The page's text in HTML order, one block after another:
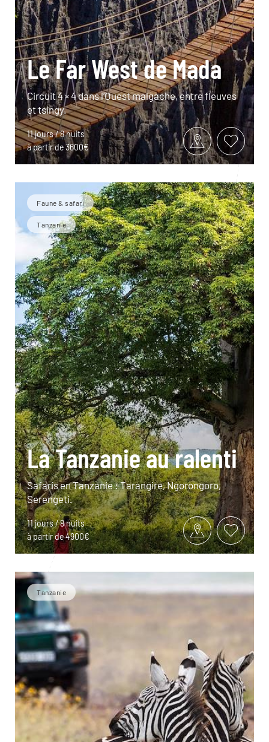
Le Far West de Mada
Circuit 4 × 4 dans l’Ouest malgache, entre fleuves
et tsingy.
11 jours / 8 nuits
à partir de 3600€
Faune & safari
Tanzanie
La Tanzanie au ralenti
Safaris en Tanzanie : Tarangire, Ngorongoro,
Serengeti.
11 jours / 8 nuits
à partir de 4900€
Tanzanie